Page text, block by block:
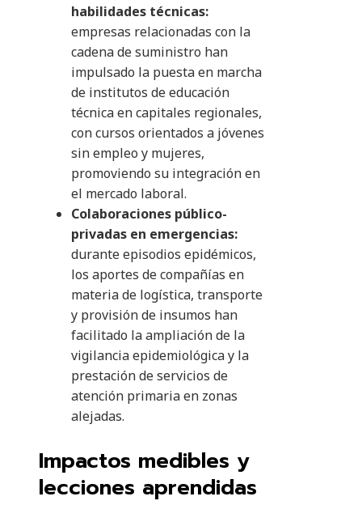
habilidades técnicas:
empresas relacionadas con la
cadena de suministro han
impulsado la puesta en marcha
de institutos de educación
técnica en capitales regionales,
con cursos orientados a jóvenes
sin empleo y mujeres,
promoviendo su integración en
el mercado laboral.
Colaboraciones público-
privadas en emergencias:
durante episodios epidémicos,
los aportes de compañías en
materia de logística, transporte
y provisión de insumos han
facilitado la ampliación de la
vigilancia epidemiológica y la
prestación de servicios de
atención primaria en zonas
alejadas.
Impactos medibles y
lecciones aprendidas